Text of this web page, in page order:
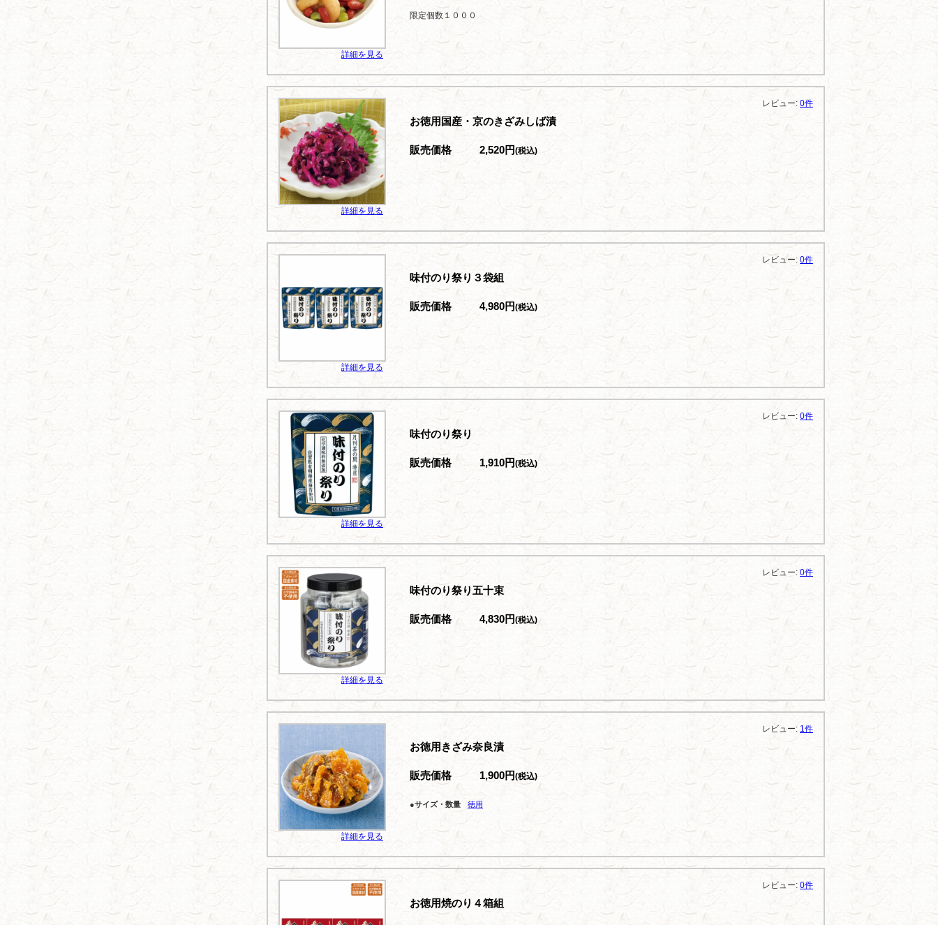
詳細を見る
限定個数１０００
詳細を見る
レビュー: 0件
お徳用国産・京のきざみしば漬
販売価格 2,520円(税込)
詳細を見る
レビュー: 0件
味付のり祭り３袋組
販売価格 4,980円(税込)
詳細を見る
レビュー: 0件
味付のり祭り
販売価格 1,910円(税込)
詳細を見る
レビュー: 0件
味付のり祭り五十束
販売価格 4,830円(税込)
詳細を見る
レビュー: 1件
お徳用きざみ奈良漬
販売価格 1,900円(税込)
●サイズ・数量 徳用
レビュー: 0件
お徳用焼のり４箱組